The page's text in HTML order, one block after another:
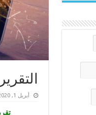
أبريل 1, 2020